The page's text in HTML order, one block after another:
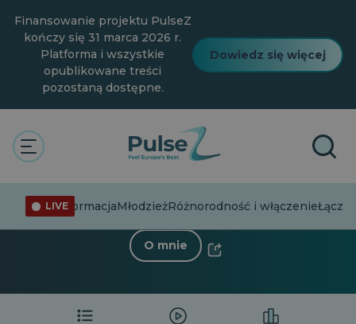
głównej
Finansowanie projektu PulseZ
kończy się 31 marca 2026 r.
Platforma i wszystkie
opublikowane treści
pozostaną dostępne.
Dowiedz się więcej
LIVE
DezinformacjaMłodzieżRóżnorodność i włączenie
< Powrót do profilu
O mnie